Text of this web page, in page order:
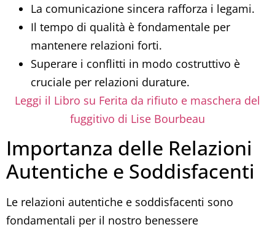
La comunicazione sincera rafforza i legami.
Il tempo di qualità è fondamentale per
mantenere relazioni forti.
Superare i conflitti in modo costruttivo è
cruciale per relazioni durature.
Leggi il Libro su Ferita da rifiuto e maschera del
fuggitivo di Lise Bourbeau
Importanza delle Relazioni
Autentiche e Soddisfacenti
Le relazioni autentiche e soddisfacenti sono
fondamentali per il nostro benessere